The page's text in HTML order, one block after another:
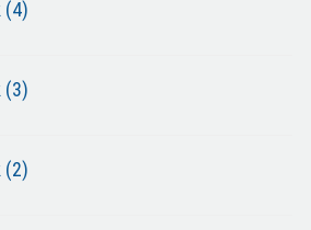
(4)
(3)
(2)